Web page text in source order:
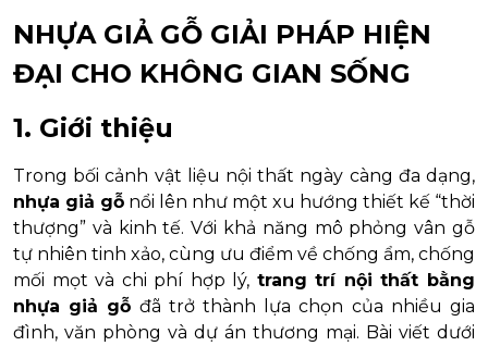
NHỰA GIẢ GỖ GIẢI PHÁP HIỆN
ĐẠI CHO KHÔNG GIAN SỐNG
1. Giới thiệu
Trong bối cảnh vật liệu nội thất ngày càng đa dạng,
nhựa giả gỗ nổi lên như một xu hướng thiết kế “thời
thượng” và kinh tế. Với khả năng mô phỏng vân gỗ
tự nhiên tinh xảo, cùng ưu điểm về chống ẩm, chống
mối mọt và chi phí hợp lý, trang trí nội thất bằng
nhựa giả gỗ đã trở thành lựa chọn của nhiều gia
đình, văn phòng và dự án thương mại. Bài viết dưới